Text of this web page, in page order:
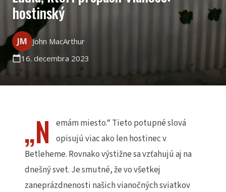
hostinský
JM John MacArthur
calendar_today16. decembra 2023
„N
emám miesto.“ Tieto potupné slová
opisujú viac ako len hostinec v
Betleheme. Rovnako výstižne sa vzťahujú aj na
dnešný svet. Je smutné, že vo všetkej
zaneprázdnenosti našich vianočných sviatkov